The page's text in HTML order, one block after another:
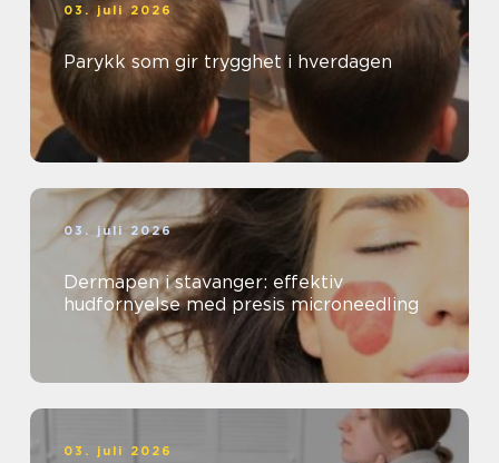
03. juli 2026
Parykk som gir trygghet i hverdagen
03. juli 2026
Dermapen i stavanger: effektiv
hudfornyelse med presis microneedling
03. juli 2026